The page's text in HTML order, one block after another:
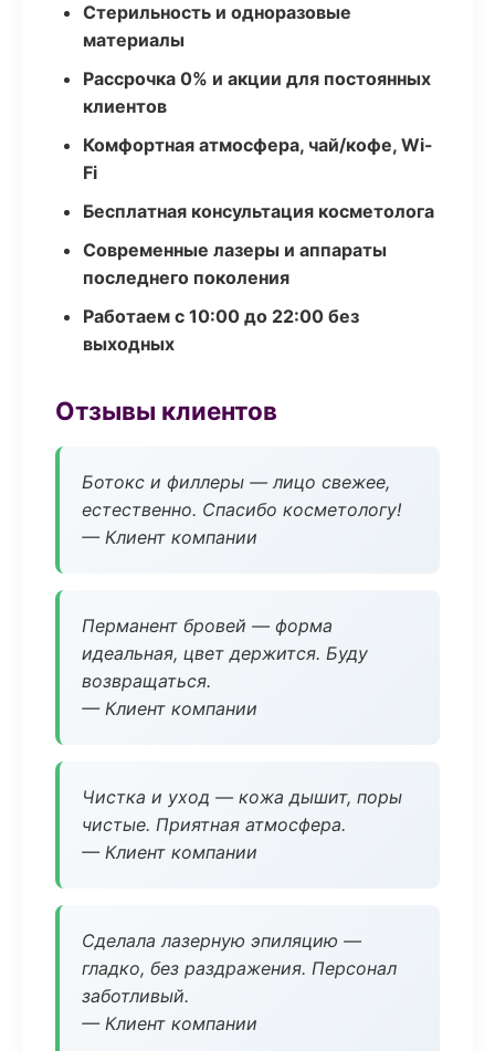
Стерильность и одноразовые
материалы
Рассрочка 0% и акции для постоянных
клиентов
Комфортная атмосфера, чай/кофе, Wi-
Fi
Бесплатная консультация косметолога
Современные лазеры и аппараты
последнего поколения
Работаем с 10:00 до 22:00 без
выходных
Отзывы клиентов
Ботокс и филлеры — лицо свежее,
естественно. Спасибо косметологу!
— Клиент компании
Перманент бровей — форма
идеальная, цвет держится. Буду
возвращаться.
— Клиент компании
Чистка и уход — кожа дышит, поры
чистые. Приятная атмосфера.
— Клиент компании
Сделала лазерную эпиляцию —
гладко, без раздражения. Персонал
заботливый.
— Клиент компании